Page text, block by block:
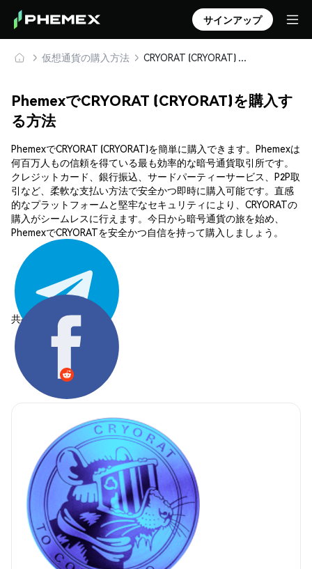
サインアップ
仮想通貨の購入方法 CRYORAT (CRYORAT) を安全に購入・保管
PhemexでCRYORAT (CRYORAT)を購入す
る方法
PhemexでCRYORAT (CRYORAT)を簡単に購入できます。Phemexは
何百万人もの信頼を得ている最も効率的な暗号通貨取引所です。
クレジットカード、銀行振込、サードパーティーサービス、P2P取
引など、柔軟な支払い方法で安全かつ即時に購入可能です。直感
的なプラットフォームと堅牢なセキュリティにより、CRYORATの
購入がシームレスに行えます。今日から暗号通貨の旅を始め、
PhemexでCRYORATを安全かつ自信を持って購入しましょう。
共有する: